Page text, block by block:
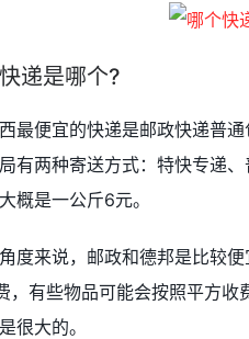
递是哪个?
最便宜的快递是邮政快递普
有两种寄送方式：特快专递
概是一公斤6元。
度来说，邮政和德邦是比较
，有些物品可能会按照平方
很大的。